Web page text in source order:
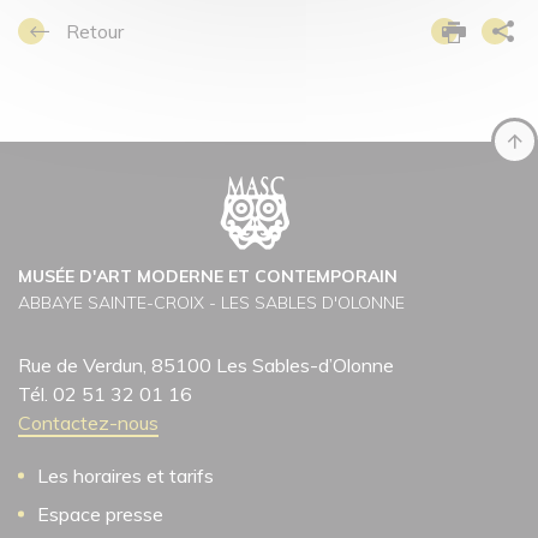
Retour
MUSÉE D'ART MODERNE ET CONTEMPORAIN
ABBAYE SAINTE-CROIX - LES SABLES D'OLONNE
Rue de Verdun, 85100 Les Sables-d’Olonne
Tél. 02 51 32 01 16
Contactez-nous
Les horaires et tarifs
Espace presse